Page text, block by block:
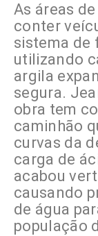
As áreas
conter
sistema de
utilizando
argila
segura.
obra tem
caminhão
curvas da
carga de
acabou
causando
de água
população